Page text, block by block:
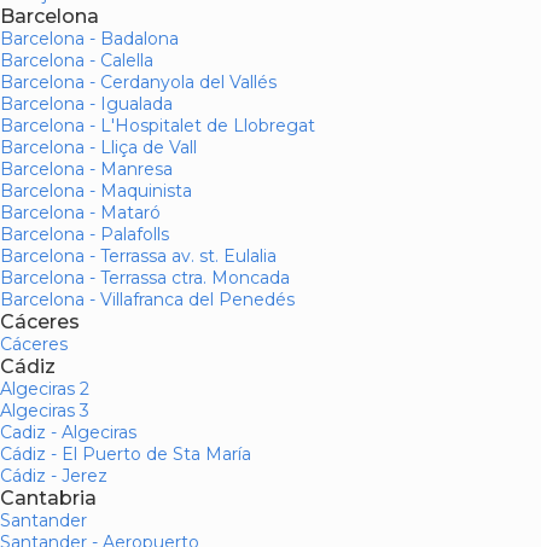
Barcelona
Barcelona - Badalona
Barcelona - Calella
Barcelona - Cerdanyola del Vallés
Barcelona - Igualada
Barcelona - L'Hospitalet de Llobregat
Barcelona - Lliça de Vall
Barcelona - Manresa
Barcelona - Maquinista
Barcelona - Mataró
Barcelona - Palafolls
Barcelona - Terrassa av. st. Eulalia
Barcelona - Terrassa ctra. Moncada
Barcelona - Villafranca del Penedés
Cáceres
Cáceres
Cádiz
Algeciras 2
Algeciras 3
Cadiz - Algeciras
Cádiz - El Puerto de Sta María
Cádiz - Jerez
Cantabria
Santander
Santander - Aeropuerto